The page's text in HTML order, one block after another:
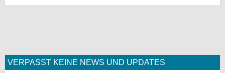
VERPASST KEINE NEWS UND UPDATES